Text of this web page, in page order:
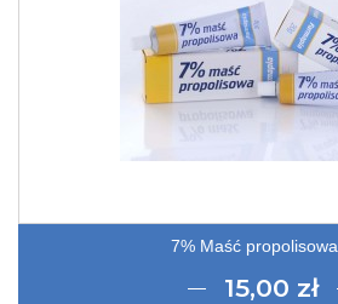
7% Maść
15,00 zł